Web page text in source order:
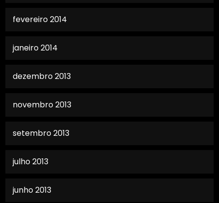
fevereiro 2014
janeiro 2014
dezembro 2013
novembro 2013
setembro 2013
julho 2013
junho 2013